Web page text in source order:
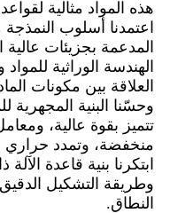
هذه المواد مثالية
اعتمدنا أسلوب
المدعمة بجزيئات عالية
الهندسة الوراثية للمواد
العلاقة بين مكونات
وحسّنا البنية المجهرية
تتميز بقوة عالية،
منخفضة، وتمدد
ابتكرنا بنية قاعدة
وطريقة التشكيل الدقيق
النطاق.